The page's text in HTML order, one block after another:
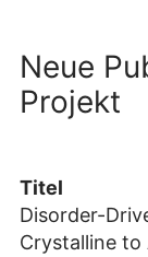
Neue
Projekt
Titel
Disorder-
Crystalline